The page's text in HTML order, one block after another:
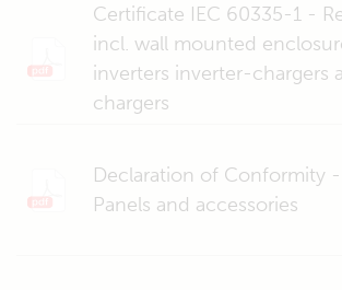
Certificate IEC 60335-1 -
incl. wall mounted
inverters inverter-chargers
chargers
Declaration of Conformity
Panels and accessories